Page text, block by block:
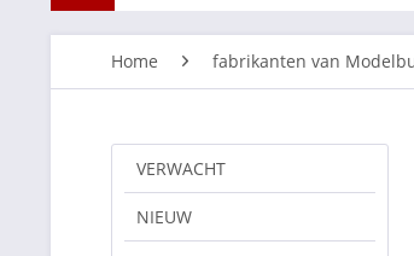
Home fabrikanten van
VERWACHT
NIEUW